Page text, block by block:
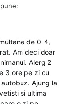
de 0-4,
Am deci doar
Alerg 2
3 ore pe zi cu
Ajung la
si ultima